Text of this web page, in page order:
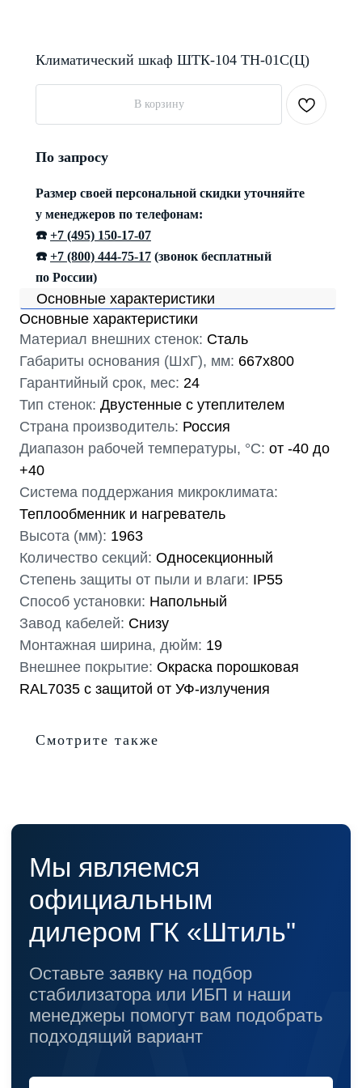
Климатический шкаф ШТК-104 ТН-01С(Ц)
В корзину
По запросу
Размер своей персональной скидки уточняйте
у менеджеров по телефонам:
☎️ +7 (495) 150-17-07
☎️ +7 (800) 444-75-17 (звонок бесплатный
по России)
Основные характеристики
Основные характеристики
Материал внешних стенок: Сталь
Габариты основания (ШxГ), мм: 667x800
Гарантийный срок, мес: 24
Тип стенок: Двустенные с утеплителем
Страна производитель: Россия
Диапазон рабочей температуры, °С: от -40 до
+40
Система поддержания микроклимата:
Теплообменник и нагреватель
Высота (мм): 1963
Количество секций: Односекционный
Степень защиты от пыли и влаги: IP55
Способ установки: Напольный
Завод кабелей: Снизу
Монтажная ширина, дюйм: 19
Внешнее покрытие: Окраска порошковая
RAL7035 с защитой от УФ-излучения
Смотрите также
Мы являемся
официальным
дилером ГК «Штиль"
Оставьте заявку на подбор
стабилизатора или ИБП и наши
менеджеры помогут вам подобрать
подходящий вариант
Оставить заявку